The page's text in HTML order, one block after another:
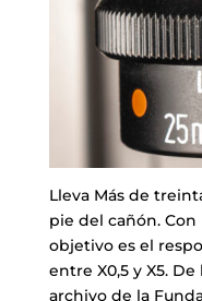
Lleva Más de
pie del cañón.
objetivo es el
entre X0,5 y X5.
archivo de la